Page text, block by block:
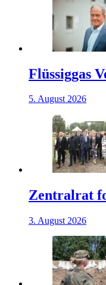
Flüssiggas
5. August 2026
Zentralrat
3. August 2026